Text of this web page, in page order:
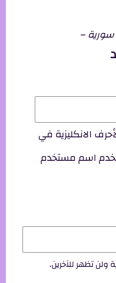
–
الانكليزية في
اسم مستخدم
تظهر للآخرين.